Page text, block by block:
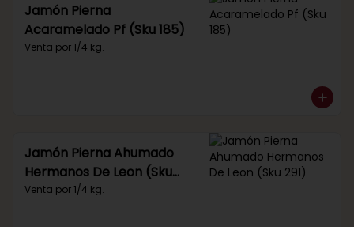
Jamón Pierna
Acaramelado Pf (Sku 185)
Venta por 1/4 kg.
Jamón Pierna Ahumado
Hermanos De Leon (Sku
291)
Venta por 1/4 kg.